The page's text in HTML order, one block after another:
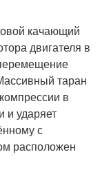
качающий
двигателя в
таран
в
и ударяет
с
расположен